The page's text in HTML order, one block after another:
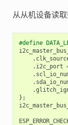
从从机设备读取
#define
.
. i2c_port
.
.
.
};